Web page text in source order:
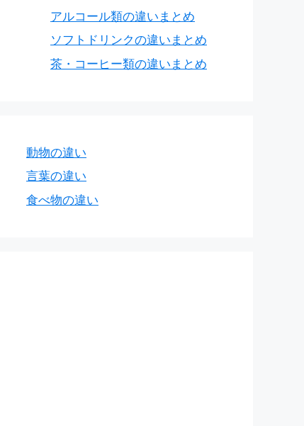
アルコール類の違いまとめ
ソフトドリンクの違いまとめ
茶・コーヒー類の違いまとめ
動物の違い
言葉の違い
食べ物の違い